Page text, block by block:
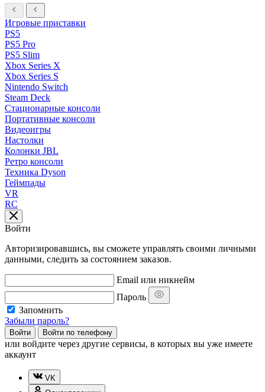
Игровые приставки
PS5
PS5 Pro
PS5 Slim
Xbox Series X
Xbox Series S
Nintendo Switch
Steam Deck
Стационарные консоли
Портативные консоли
Видеоигры
Настолки
Колонки JBL
Ретро консоли
Техника Dyson
Геймпады
VR
RC
Войти
Авторизировавшись, вы сможете управлять своими личными
данными, следить за состоянием заказов.
Email или никнейм
Пароль
Запомнить
Забыли пароль?
Войти Войти по телефону
или войдите через другие сервисы, в которых вы уже имеете
аккаунт
VK